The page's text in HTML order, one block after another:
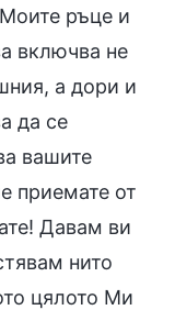
ръце и
включва не
а дори и
да се
вашите
приемате от
Давам ви
нито
цялото Ми